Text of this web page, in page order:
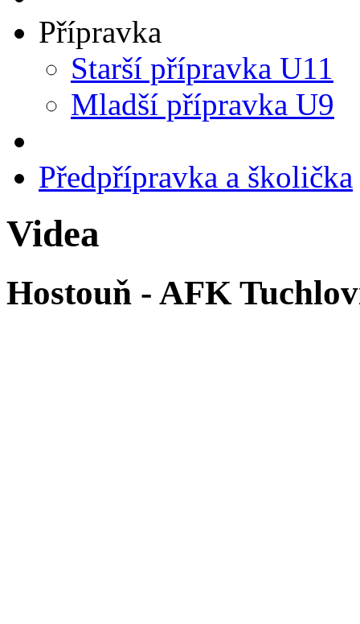
Přípravka
Starší přípravka U11
Mladší přípravka U9
Předpřípravka a školička
Videa
Hostouň - AFK